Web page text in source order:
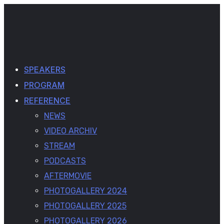
SPEAKERS
PROGRAM
REFERENCE
NEWS
VIDEO ARCHIV
STREAM
PODCASTS
AFTERMOVIE
PHOTOGALLERY 2024
PHOTOGALLERY 2025
PHOTOGALLERY 2026